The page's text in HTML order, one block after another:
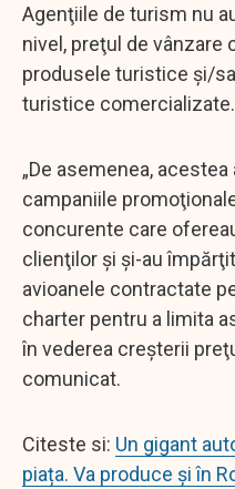
Agenţiile de turism nu
nivel, preţul de vânzare
produsele turistice şi/
turistice comercializate.
„De asemenea,
campaniile
concurente care
clienţilor şi şi-au
avioanele contractate
charter pentru a limita
în vederea creşterii
comunicat.
Citeste si: Un gigant
piața. Va produce și în